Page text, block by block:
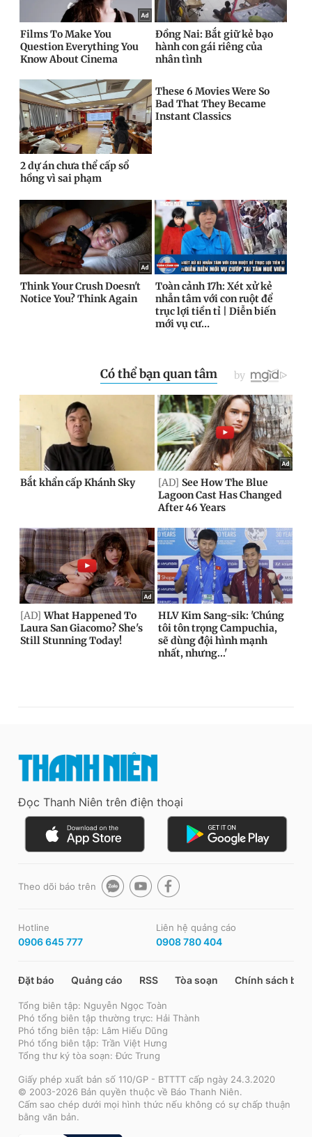
Đọc Thanh Niên trên điện thoại
Theo dõi báo trên
Hotline
0906 645 777
Liên hệ quảng cáo
0908 780 404
Đặt báo Quảng cáo RSS Tòa soạn Chính sách bảo
Tổng biên tập: Nguyễn Ngọc Toàn
Phó tổng biên tập thường trực: Hải Thành
Phó tổng biên tập: Lâm Hiếu Dũng
Phó tổng biên tập: Trần Việt Hưng
Tổng thư ký tòa soạn: Đức Trung
Giấy phép xuất bản số 110/GP - BTTTT cấp ngày 24.3.2020
© 2003-2026 Bản quyền thuộc về Báo Thanh Niên.
Cấm sao chép dưới mọi hình thức nếu không có sự chấp thuận
bằng văn bản.